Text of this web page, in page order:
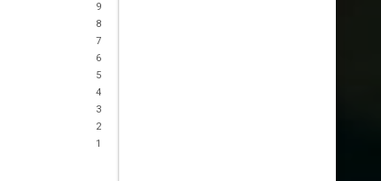
9
8
7
6
5
4
3
2
1